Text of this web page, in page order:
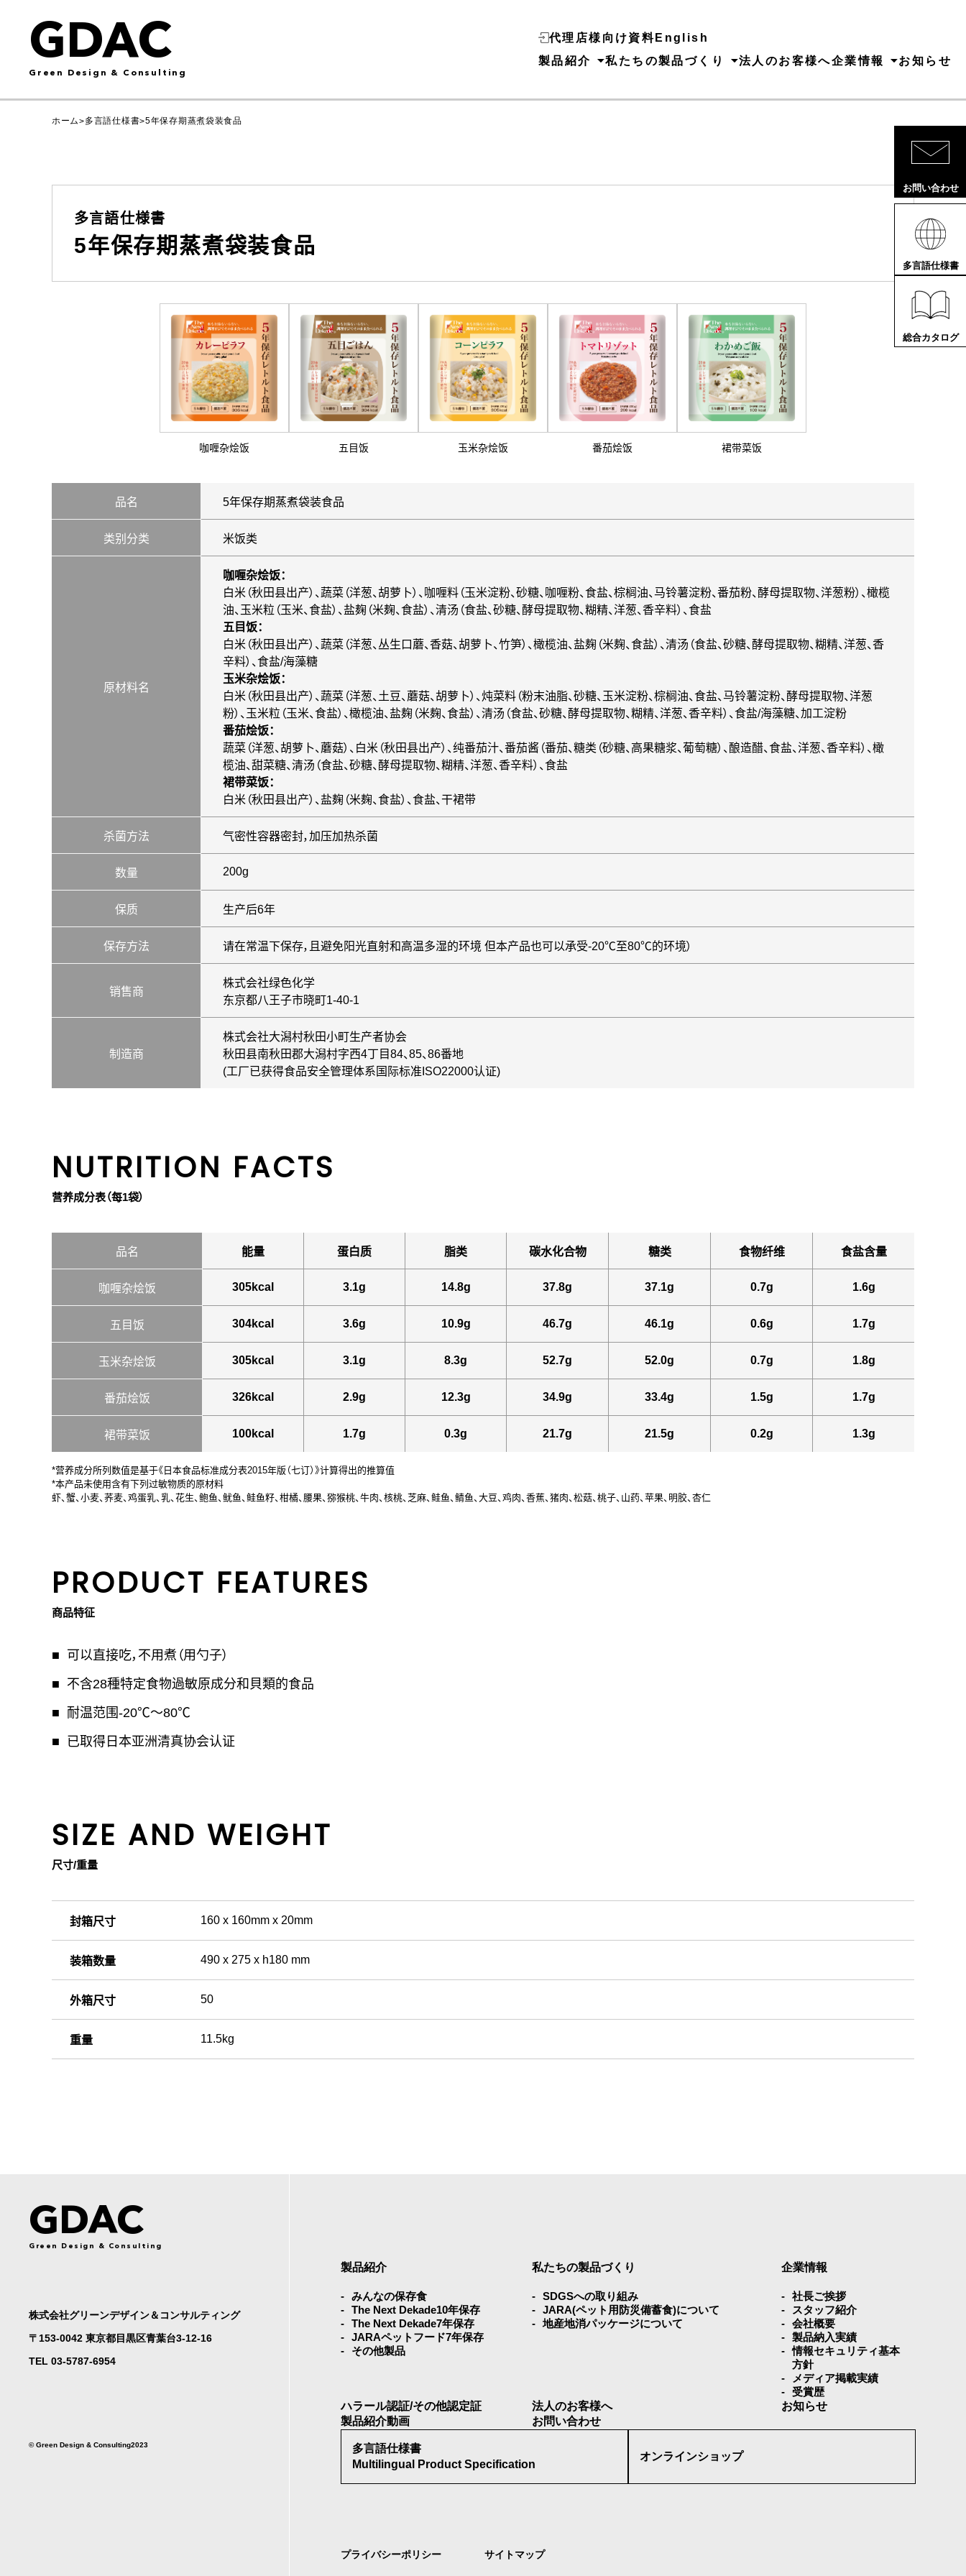
GDAC
Green Design & Consulting
代理店様向け資料 English
製品紹介
私たちの製品づくり 法人のお客様へ企業情報 お知らせ
ホーム>多言語仕様書>5年保存期蒸煮袋装食品
多言語仕様書
5年保存期蒸煮袋装食品
咖喱杂烩饭 五目饭 玉米杂烩饭 番茄烩饭 裙带菜饭
品名 5年保存期蒸煮袋装食品
类别分类 米饭类
原材料名
咖喱杂烩饭：
白米（秋田县出产）、蔬菜（洋葱、胡萝卜）、咖喱料（玉米淀粉、砂糖、咖喱粉、食盐、棕榈油、马铃薯淀粉、番茄粉、酵母提取物、洋葱粉）、橄榄
油、玉米粒（玉米、食盐）、盐麹（米麹、食盐）、清汤（食盐、砂糖、酵母提取物、糊精、洋葱、香辛料）、食盐
五目饭：
白米（秋田县出产）、蔬菜（洋葱、丛生口蘑、香菇、胡萝卜、竹笋）、橄榄油、盐麹（米麹、食盐）、清汤（食盐、砂糖、酵母提取物、糊精、洋葱、香
辛料）、食盐/海藻糖
玉米杂烩饭：
白米（秋田县出产）、蔬菜（洋葱、土豆、蘑菇、胡萝卜）、炖菜料（粉末油脂、砂糖、玉米淀粉、棕榈油、食盐、马铃薯淀粉、酵母提取物、洋葱
粉）、玉米粒（玉米、食盐）、橄榄油、盐麹（米麹、食盐）、清汤（食盐、砂糖、酵母提取物、糊精、洋葱、香辛料）、食盐/海藻糖、加工淀粉
番茄烩饭：
蔬菜（洋葱、胡萝卜、蘑菇）、白米（秋田县出产）、纯番茄汁、番茄酱（番茄、糖类（砂糖、高果糖浆、葡萄糖）、酿造醋、食盐、洋葱、香辛料）、橄
榄油、甜菜糖、清汤（食盐、砂糖、酵母提取物、糊精、洋葱、香辛料）、食盐
裙带菜饭：
白米（秋田县出产）、盐麹（米麹、食盐）、食盐、干裙带
杀菌方法 气密性容器密封，加压加热杀菌
数量 200g
保质 生产后6年
保存方法 请在常温下保存，且避免阳光直射和高温多湿的环境 但本产品也可以承受-20℃至80℃的环境）
销售商
株式会社绿色化学
东京都八王子市晓町1-40-1
制造商
株式会社大潟村秋田小町生产者协会
秋田县南秋田郡大潟村字西4丁目84、85、86番地
(工厂已获得食品安全管理体系国际标准ISO22000认证)
NUTRITION FACTS
营养成分表（每1袋）
品名 能量 蛋白质 脂类 碳水化合物 糖类 食物纤维 食盐含量
咖喱杂烩饭 305kcal 3.1g 14.8g 37.8g 37.1g 0.7g 1.6g
五目饭 304kcal 3.6g 10.9g 46.7g 46.1g 0.6g 1.7g
玉米杂烩饭 305kcal 3.1g 8.3g 52.7g 52.0g 0.7g 1.8g
番茄烩饭 326kcal 2.9g 12.3g 34.9g 33.4g 1.5g 1.7g
裙带菜饭 100kcal 1.7g 0.3g 21.7g 21.5g 0.2g 1.3g
*营养成分所列数值是基于《日本食品标准成分表2015年版（七订）》计算得出的推算值
*本产品未使用含有下列过敏物质的原材料
虾、蟹、小麦、荞麦、鸡蛋乳、乳、花生、鲍鱼、鱿鱼、鲑鱼籽、柑橘、腰果、猕猴桃、牛肉、核桃、芝麻、鲑鱼、鲭鱼、大豆、鸡肉、香蕉、猪肉、松菇、桃子、山药、苹果、明胶、杏仁
PRODUCT FEATURES
商品特征
可以直接吃，不用煮（用勺子）
不含28種特定食物過敏原成分和貝類的食品
耐温范围-20℃〜80℃
已取得日本亚洲清真协会认证
SIZE AND WEIGHT
尺寸/重量
封箱尺寸 160 x 160mm x 20mm
装箱数量 490 x 275 x h180 mm
外箱尺寸 50
重量 11.5kg
お問い合わせ
多言語仕様書
総合カタログ
GDAC
Green Design & Consulting
株式会社グリーンデザイン＆コンサルティング
〒153-0042 東京都目黒区青葉台3-12-16
TEL 03-5787-6954
©︎ Green Design & Consulting2023
製品紹介
みんなの保存⾷
The Next Dekade10年保存
The Next Dekade7年保存
JARAペットフード7年保存
その他製品
私たちの製品づくり
SDGSへの取り組み
JARA(ペット⽤防災備蓄⾷)について
地産地消パッケージについて
企業情報
社⻑ご挨拶
スタッフ紹介
会社概要
製品納入実績
情報セキュリティ基本
方針
メディア掲載実績
受賞歴
ハラール認証/その他認定証
法人のお客様へ
お知らせ
製品紹介動画
お問い合わせ
多言語仕様書
Multilingual Product Specification
オンラインショップ
プライバシーポリシー サイトマップ